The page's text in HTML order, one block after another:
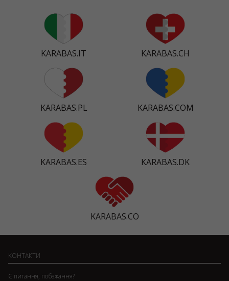
KARABAS.IT KARABAS.CH
KARABAS.PL KARABAS.COM
KARABAS.ES KARABAS.DK
KARABAS.CO
КОНТАКТИ
Є питання, побажання?